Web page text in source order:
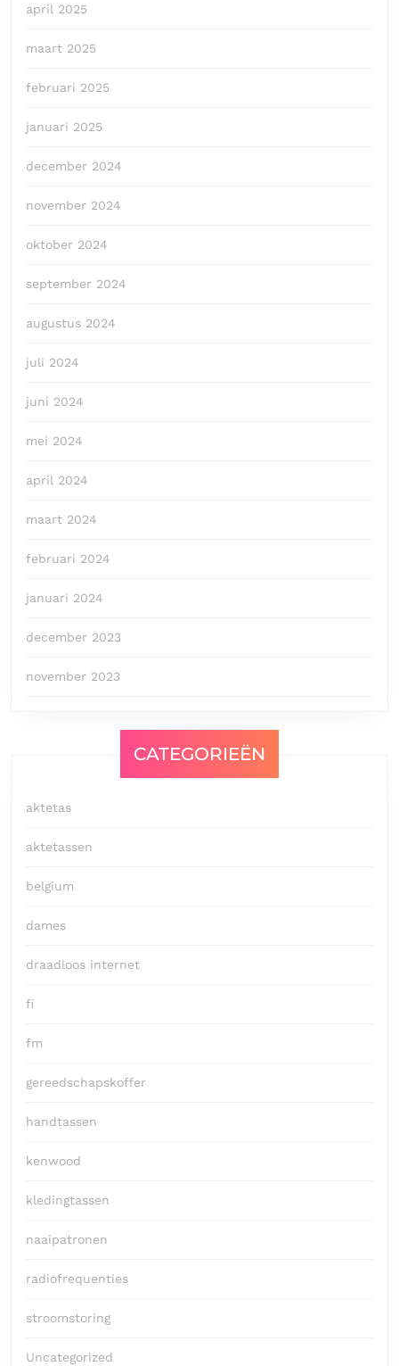
april 2025
maart 2025
februari 2025
januari 2025
december 2024
november 2024
oktober 2024
september 2024
augustus 2024
juli 2024
juni 2024
mei 2024
april 2024
maart 2024
februari 2024
januari 2024
december 2023
november 2023
CATEGORIEËN
aktetas
aktetassen
belgium
dames
draadloos internet
fi
fm
gereedschapskoffer
handtassen
kenwood
kledingtassen
naaipatronen
radiofrequenties
stroomstoring
Uncategorized